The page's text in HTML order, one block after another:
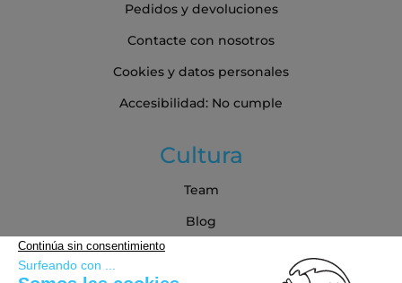
Pedidos y devoluciones
Contacte con nosotros
Cookies y datos personales
Accesibilidad: No cumple
Cultura
Team
Blog